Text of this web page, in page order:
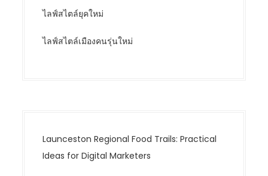
ไลฟ์สไตล์ยุคใหม่
ไลฟ์สไตล์เมืองคนรุ่นใหม่
Launceston Regional Food Trails: Practical
Ideas for Digital Marketers